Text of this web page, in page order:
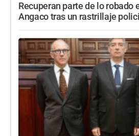
Recuperan parte de lo robado
Angaco tras un rastrillaje